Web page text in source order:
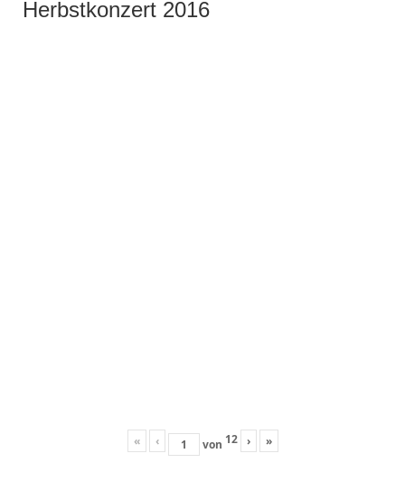
Herbstkonzert 2016
« ‹ von 12 › »